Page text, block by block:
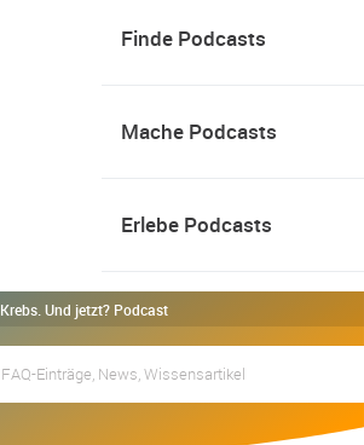
Finde Podcasts
Mache Podcasts
Erlebe Podcasts
Krebs. Und jetzt? Podcast